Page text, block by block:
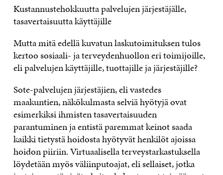
Kustannustehokkuutta palvelujen järjestäjälle,
tasavertaisuutta käyttäjille
Mutta mitä edellä kuvatun laskutoimituksen tulos
kertoo sosiaali- ja terveydenhuollon eri toimijoille,
eli palvelujen käyttäjille, tuottajille ja järjestäjille?
Sote-palvelujen järjestäjien, eli vastedes
maakuntien, näkökulmasta selviä hyötyjä ovat
esimerkiksi ihmisten tasavertaisuuden
parantuminen ja entistä paremmat keinot saada
kaikki tietystä hoidosta hyötyvät henkilöt ajoissa
hoidon piiriin. Virtuaalisella terveystarkastuksella
löydetään myös väliinputoajat, eli sellaiset, jotka